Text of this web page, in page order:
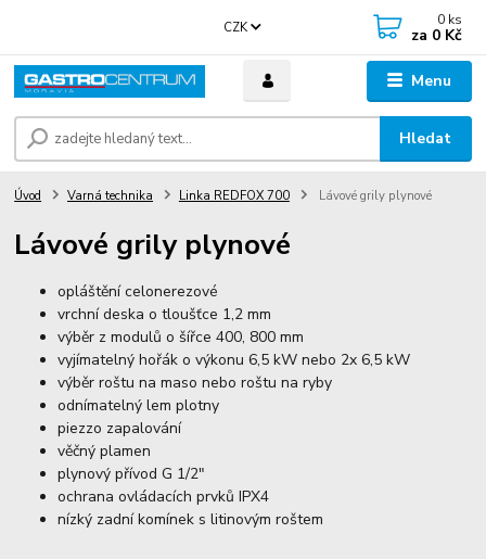
Menu
CZK
Hledat
0 ks
za 0 Kč
Úvod Varná technika Linka REDFOX 700 Lávové grily plynové
Lávové grily plynové
opláštění celonerezové
vrchní deska o tloušťce 1,2 mm
výběr z modulů o šířce 400, 800 mm
vyjímatelný hořák o výkonu 6,5 kW nebo 2x 6,5 kW
výběr roštu na maso nebo roštu na ryby
odnímatelný lem plotny
piezzo zapalování
věčný plamen
plynový přívod G 1/2"
ochrana ovládacích prvků IPX4
nízký zadní komínek s litinovým roštem